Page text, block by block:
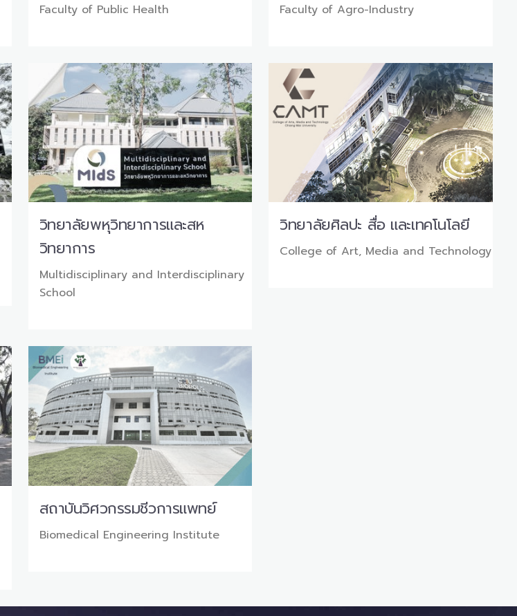
Faculty of Public Health Faculty of Agro-Industry
วิทยาลัยพหุวิทยาการและสห
วิทยาการ
Multidisciplinary and Interdisciplinary
School
วิทยาลัยศิลปะ สื่อ และเทคโนโลยี
College of Art, Media and Technology
สถาบันวิศวกรรมชีวการแพทย์
Biomedical Engineering Institute